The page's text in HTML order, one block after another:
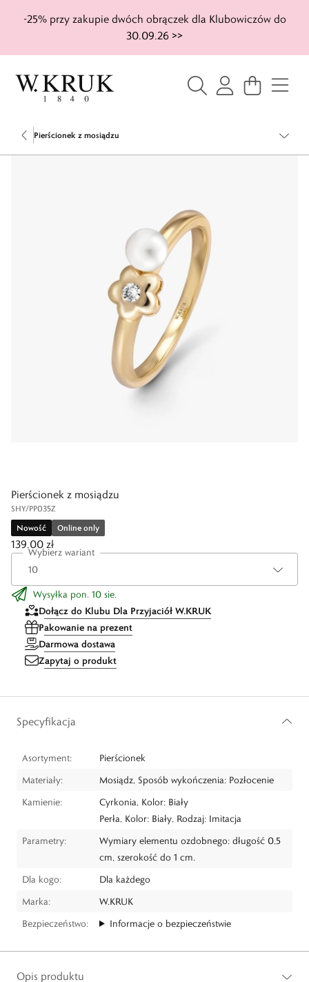
-25% przy zakupie dwóch obrączek dla Klubowiczów do
30.09.26 >>
Pierścionek z mosiądzu
Pierścionek z mosiądzu
SHY/PP035Z
Nowość
Online only
139,00 zł
Wybierz wariant
Wysyłka pon. 10 sie.
Dołącz do Klubu Dla Przyjaciół W.KRUK
Pakowanie na prezent
Darmowa dostawa
Zapytaj o produkt
Specyfikacja
Asortyment:
Pierścionek
Materiały:
Mosiądz, Sposób wykończenia: Pozłocenie
Kamienie:
Cyrkonia, Kolor: Biały
Perła, Kolor: Biały, Rodzaj: Imitacja
Parametry:
Wymiary elementu ozdobnego: długość 0,5
cm, szerokość do 1 cm.
Dla kogo:
Dla każdego
Marka:
W.KRUK
Bezpieczeństwo:
Informacje o bezpieczeństwie
Opis produktu